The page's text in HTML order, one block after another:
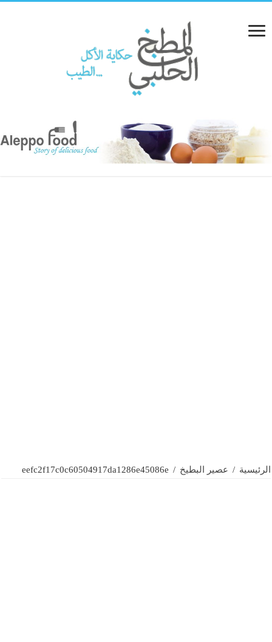
الرئيسية / عصير البطيخ /
eefc2f17c0c60504917da1286e45086e